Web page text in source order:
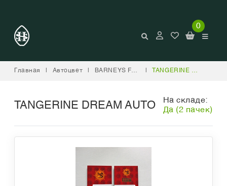
0
Главная Автоцвет BARNEYS FARM TANGERINE DREAM AUTO
TANGERINE DREAM AUTO
На складе:
Да (2 пачек)